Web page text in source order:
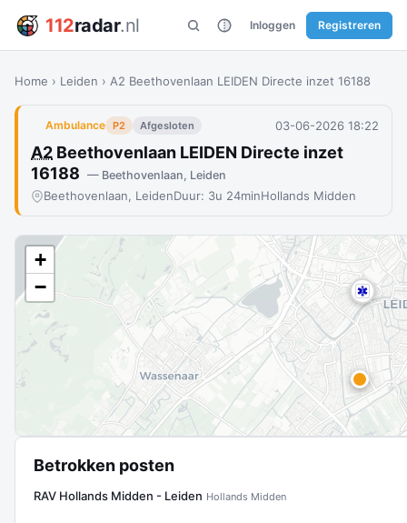
112radar.nl Inloggen Registreren
Home › Leiden › A2 Beethovenlaan LEIDEN Directe inzet 16188
Ambulance P2 Afgesloten 03-06-2026 18:22
A2 Beethovenlaan LEIDEN Directe inzet
16188 — Beethovenlaan, Leiden
Beethovenlaan, LeidenDuur: 3u 24minHollands Midden
+
−
Betrokken posten
RAV Hollands Midden - Leiden Hollands Midden